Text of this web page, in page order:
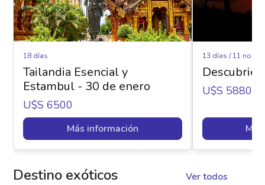
18 días
Tailandia Esencial y
Estambul - 30 de enero
U$s 6500
Más información
13 días / 11
U$s 5880
Destino exóticos Ver todos